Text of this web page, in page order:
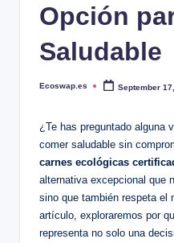
Opción
Saludable
Posted
Ecoswap.es September
¿Te has preguntado alguna
comer saludable sin
carnes ecológicas
alternativa excepcional que
sino que también respeta el
artículo, exploraremos por
representa no solo una